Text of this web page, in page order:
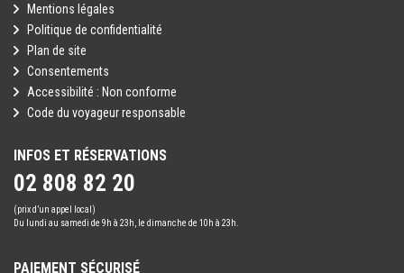
Mentions légales
Politique de confidentialité
Plan de site
Consentements
Accessibilité : Non conforme
Code du voyageur responsable
INFOS ET RÉSERVATIONS
02 808 82 20
(prix d’un appel local)
Du lundi au samedi de 9h à 23h, le dimanche de 10h à 23h.
PAIEMENT SÉCURISÉ